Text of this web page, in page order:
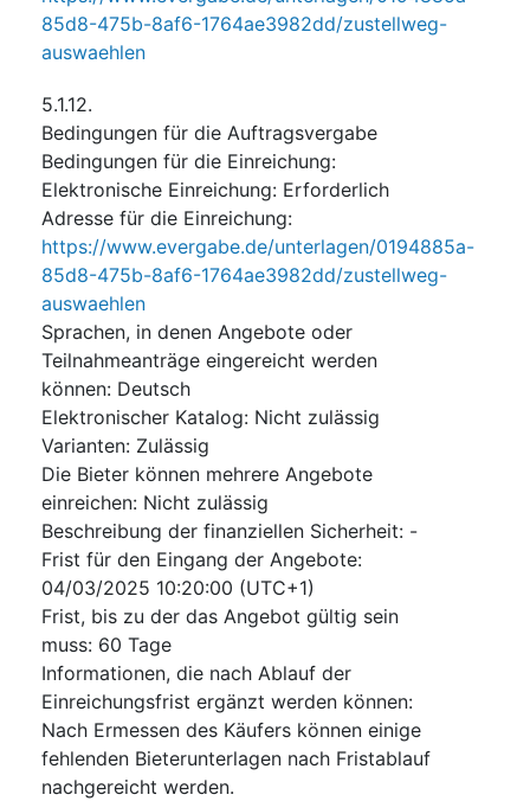
85d8-475b-8af6-1764ae3982dd/zustellweg-
auswaehlen
5.1.12.
Bedingungen für die Auftragsvergabe
Bedingungen für die Einreichung:
Elektronische Einreichung: Erforderlich
Adresse für die Einreichung:
https://www.evergabe.de/unterlagen/0194885a-
85d8-475b-8af6-1764ae3982dd/zustellweg-
auswaehlen
Sprachen, in denen Angebote oder
Teilnahmeanträge eingereicht werden
können: Deutsch
Elektronischer Katalog: Nicht zulässig
Varianten: Zulässig
Die Bieter können mehrere Angebote
einreichen: Nicht zulässig
Beschreibung der finanziellen Sicherheit: -
Frist für den Eingang der Angebote:
04/03/2025 10:20:00 (UTC+1)
Frist, bis zu der das Angebot gültig sein
muss: 60 Tage
Informationen, die nach Ablauf der
Einreichungsfrist ergänzt werden können:
Nach Ermessen des Käufers können einige
fehlenden Bieterunterlagen nach Fristablauf
nachgereicht werden.